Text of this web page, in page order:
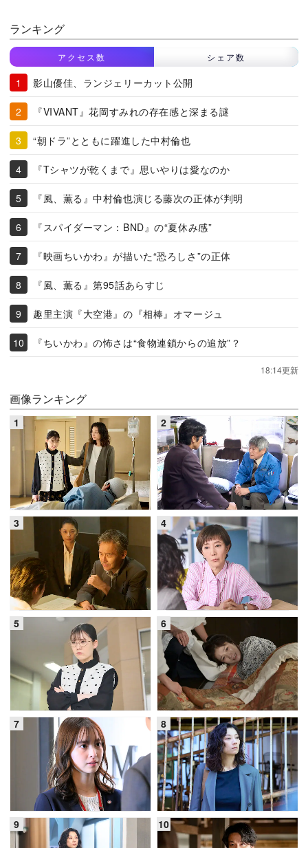
ランキング
アクセス数 シェア数
影山優佳、ランジェリーカット公開
『VIVANT』花岡すみれの存在感と深まる謎
“朝ドラ”とともに躍進した中村倫也
『Tシャツが乾くまで』思いやりは愛なのか
『風、薫る』中村倫也演じる藤次の正体が判明
『スパイダーマン：BND』の“夏休み感”
『映画ちいかわ』が描いた“恐ろしさ”の正体
『風、薫る』第95話あらすじ
趣里主演『大空港』の『相棒』オマージュ
『ちいかわ』の怖さは“食物連鎖からの追放”？
18:14更新
画像ランキング